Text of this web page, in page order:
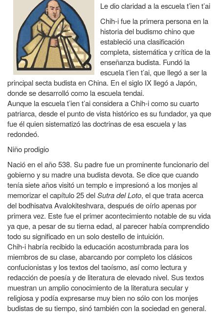
Le dio claridad a la escuela t’ien t’ai
Chih-i fue la primera persona en la
historia del budismo chino que
estableció una clasificación
completa, sistemática y crítica de la
enseñanza budista. Fundó la
escuela t’ien t’ai, que llegó a ser la
principal secta budista en China. En el siglo IX llegó a Japón,
donde se desarrolló como la escuela tendai.
Aunque la escuela t’ien t’ai considera a Chih-i como su cuarto
patriarca, desde el punto de vista histórico es su fundador, ya que
fue él quien sistematizó las doctrinas de esa escuela y las
redondeó.
Niño prodigio
Nació en el año 538. Su padre fue un prominente funcionario del
gobierno y su madre una budista devota. Se dice que cuando
tenía siete años visitó un templo e impresionó a los monjes al
memorizar el capítulo 25 delSutra del Loto, el que trata acerca
del bodhisatva Avalokiteshvara, después de oírlo apenas por
primera vez. Este fue el primer acontecimiento notable de su vida
ya que, a pesar de su tierna edad, al parecer había comprendido
todo su significado en un solo destello de intuición.
Chih-i habría recibido la educación acostumbrada para los
miembros de su clase, abarcando por completo los clásicos
confucionistas y los textos del taoísmo, así como lectura y
redacción de poesía y de literatura de elevado nivel. Sus textos
muestran un amplio conocimiento de la literatura secular y
religiosa y podía expresarse muy bien no sólo con los monjes
budistas de su tiempo, sinó también con la sociedad en general.